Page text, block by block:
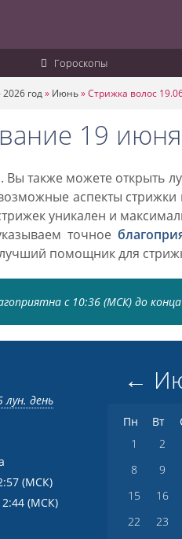
Гороскопы
2026 год» Июнь»Стрижка волос
19
также можете открыть
аспекты стрижки
уникален и
точное
помощник для
с 10:36 (МСК) до
лун. день
(МСК)
(МСК)
←
Пн Вт
1
2
8
9
15
16
22
23